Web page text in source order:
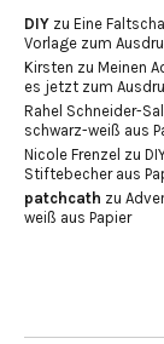
DIY zu Eine
Vorlage zum
Kirsten zu Meinen
es jetzt zum
Rahel Schneider-
schwarz-weiß aus
Nicole Frenzel zu
Stiftebecher aus
patchcath zu
weiß aus Papier